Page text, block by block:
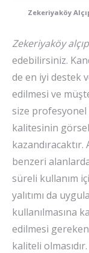
Zekeriyaköy
Zekeriyaköy
edebilirsiniz.
de en iyi destek
edilmesi ve
size profesyonel
kalitesinin görsel
benzeri
süreli kullanım
yalıtımı da
kullanılmasına
edilmesi
kaliteli